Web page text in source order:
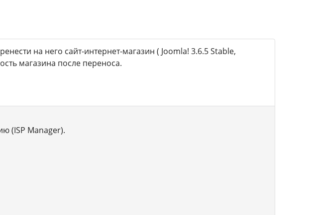
на него сайт-интернет-магазин ( Joomla! 3.6.5 Stable,
магазина после переноса.
(ISP Manager).